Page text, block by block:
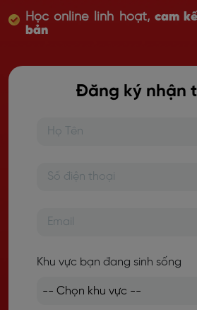
Học online linh hoạt, cam
bản
Đăng ký nhận
Khu vực bạn đang sinh sống